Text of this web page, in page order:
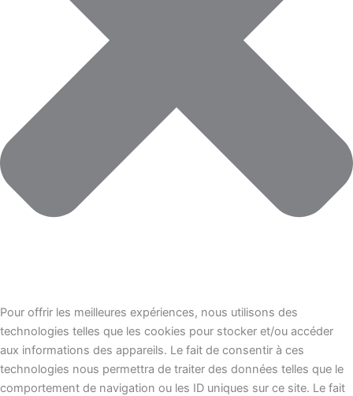
Pour offrir les meilleures expériences, nous utilisons des
technologies telles que les cookies pour stocker et/ou accéder
aux informations des appareils. Le fait de consentir à ces
technologies nous permettra de traiter des données telles que le
comportement de navigation ou les ID uniques sur ce site. Le fait